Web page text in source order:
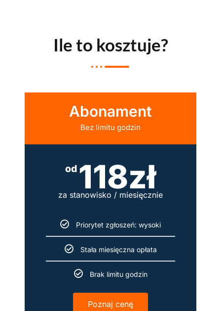
Ile to kosztuje?
Abonament
Bez limitu godzin
od 118zł
za stanowisko / miesięcznie
Priorytet zgłoszeń: wysoki
Stała miesięczna opłata
Brak limitu godzin
Poznaj cenę